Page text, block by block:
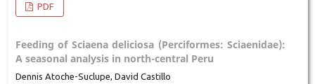
PDF
Feeding of Sciaena deliciosa (Perciformes: Sciaenidae):
A seasonal analysis in north-central Peru
Dennis Atoche-Suclupe, David Castillo